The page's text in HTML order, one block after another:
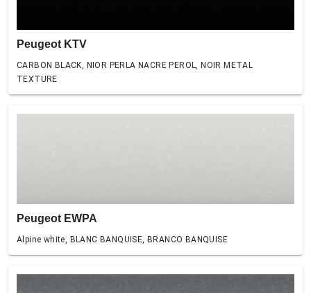
Peugeot KTV
CARBON BLACK, NIOR PERLA NACRE PEROL, NOIR METAL
TEXTURE
Peugeot EWPA
Alpine white, BLANC BANQUISE, BRANCO BANQUISE